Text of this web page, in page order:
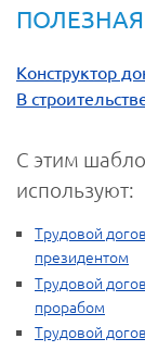
Конструктор
В
С этим
используют:
Трудовой
президентом
Трудовой
прорабом
Трудовой